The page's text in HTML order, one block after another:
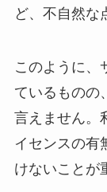
ど、不自然な
このように、
ているものの
言えません。
イセンスの有
けないことが